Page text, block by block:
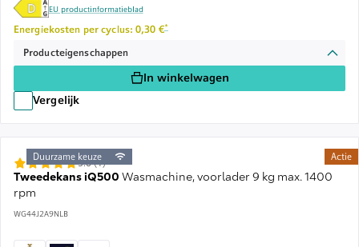
EU productinformatieblad
Energiekosten per cyclus: 0,30 €Voetnoot *: Schatting op basis van een energieprijs van
*
Producteigenschappen
In winkelwagen
Vergelijk
Tweedekans iQ500 Wasmachine, voorlader 9 kg max. 1400
rpm
WG44J2A9NLB
5.0 (1)
Duurzame keuze Actie